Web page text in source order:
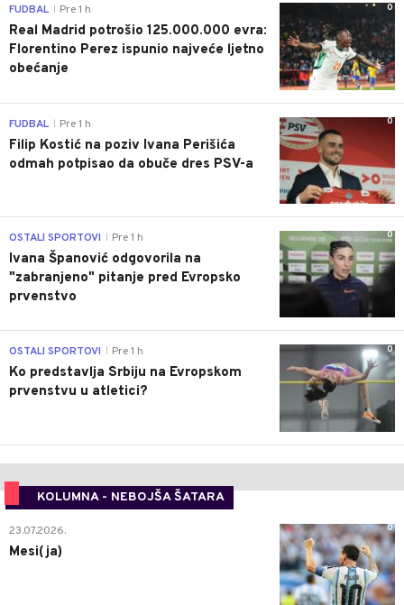
0
FUDBAL Pre 1 h
Real Madrid potrošio 125.000.000 evra:
Florentino Perez ispunio najveće ljetno
obećanje
0
FUDBAL Pre 1 h
Filip Kostić na poziv Ivana Perišića
odmah potpisao da obuče dres PSV-a
0
OSTALI SPORTOVI Pre 1 h
Ivana Španović odgovorila na
"zabranjeno" pitanje pred Evropsko
prvenstvo
0
OSTALI SPORTOVI Pre 1 h
Ko predstavlja Srbiju na Evropskom
prvenstvu u atletici?
KOLUMNA - NEBOJŠA ŠATARA
0
23.07.2026.
Mesi(ja)